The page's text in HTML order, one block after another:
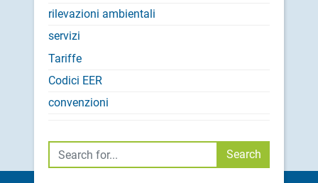
rilevazioni ambientali
servizi
Tariffe
Codici EER
convenzioni
Cerca Search